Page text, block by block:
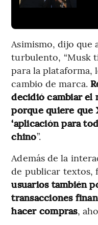
Asimismo, dijo que
turbulento, “Musk
para la
cambio de marca.
decidió cambiar el
porque quiere que
‘aplicación para
chino”.
Además de la
de publicar textos,
usuarios también
transacciones
hacer compras,